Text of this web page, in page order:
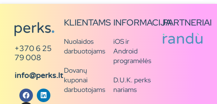
+370 6 25
79 008
info@perks.lt
KLIENTAMS
Nuolaidos
darbuotojams
Dovanų
kuponai
darbuotojams
INFORMACIJA
iOS ir
Android
programėlės
D.U.K. perks
nariams
PARTNERIAI